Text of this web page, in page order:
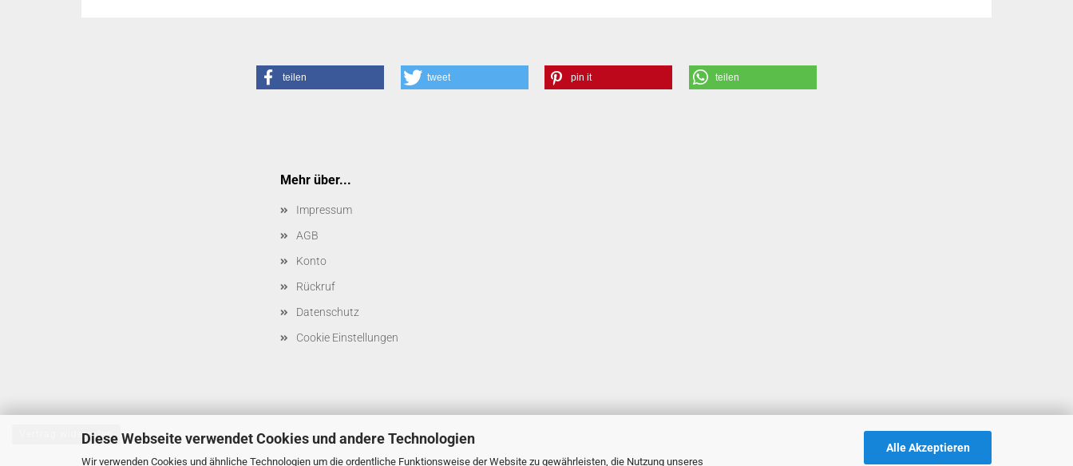
Diese Webseite verwendet Cookies und andere Technologien
Wir verwenden Cookies und ähnliche Technologien um die ordentliche Funktionsweise der Website zu gewährleisten, die Nutzung unseres
Alle Akzeptieren
teilen tweet pin it teilen
Mehr über...
Impressum
AGB
Konto
Rückruf
Datenschutz
Cookie Einstellungen
Vertrag widerrufen